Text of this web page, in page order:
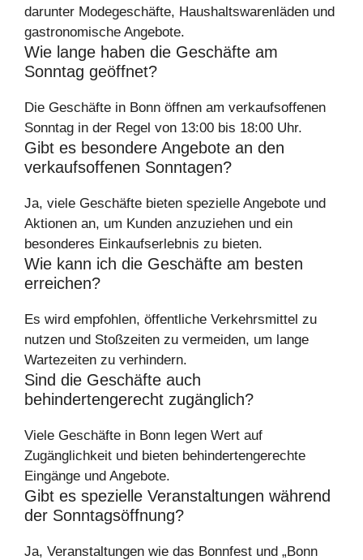
darunter Modegeschäfte, Haushaltswarenläden und
gastronomische Angebote.
Wie lange haben die Geschäfte am
Sonntag geöffnet?
Die Geschäfte in Bonn öffnen am verkaufsoffenen
Sonntag in der Regel von 13:00 bis 18:00 Uhr.
Gibt es besondere Angebote an den
verkaufsoffenen Sonntagen?
Ja, viele Geschäfte bieten spezielle Angebote und
Aktionen an, um Kunden anzuziehen und ein
besonderes Einkaufserlebnis zu bieten.
Wie kann ich die Geschäfte am besten
erreichen?
Es wird empfohlen, öffentliche Verkehrsmittel zu
nutzen und Stoßzeiten zu vermeiden, um lange
Wartezeiten zu verhindern.
Sind die Geschäfte auch
behindertengerecht zugänglich?
Viele Geschäfte in Bonn legen Wert auf
Zugänglichkeit und bieten behindertengerechte
Eingänge und Angebote.
Gibt es spezielle Veranstaltungen während
der Sonntagsöffnung?
Ja, Veranstaltungen wie das Bonnfest und „Bonn